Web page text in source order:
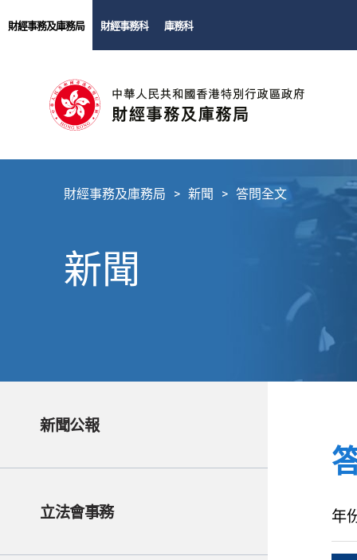
財經事務及庫務局 財經事務科 庫務科
財經事務及庫務局 新聞 答問全文
新聞
新聞公報
立法會事務 年